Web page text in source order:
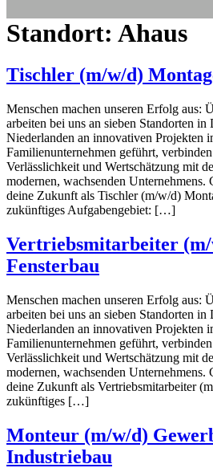
Standort: Ahaus
Tischler (m/w/d)
Menschen machen unseren Erfolg aus:
arbeiten bei uns an sieben Standorten in
Niederlanden an innovativen Projekten
Familienunternehmen geführt,
Verlässlichkeit und Wertschätzung mit
modernen, wachsenden Unternehmens.
deine Zukunft als Tischler (m/w/d)
zukünftiges Aufgabengebiet: […]
Vertriebsmitarbeiter
Fensterbau
Menschen machen unseren Erfolg aus:
arbeiten bei uns an sieben Standorten in
Niederlanden an innovativen Projekten
Familienunternehmen geführt,
Verlässlichkeit und Wertschätzung mit
modernen, wachsenden Unternehmens.
deine Zukunft als Vertriebsmitarbeiter
zukünftiges […]
Monteur (m/w/d)
Industriebau